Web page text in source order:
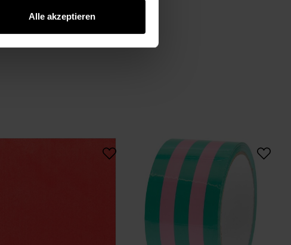
Alle akzeptieren
B5 Paper Poetry Seidenpapier 50x70cm 5 Bogen
Paper Poetry